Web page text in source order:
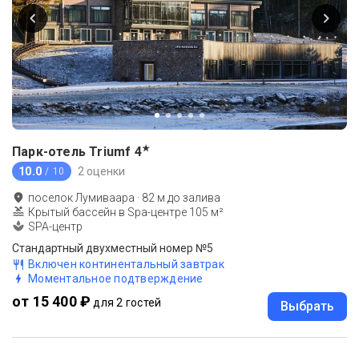
Парк-отель Triumf 4★
10.0 / 10 2 оценки
поселок Лумиваара · 82 м до залива
Крытый бассейн в Spa-центре 105 м²
SPA-центр
Стандартный двухместный номер №5
Включен континентальный завтрак
Моментальное подтверждение
от 15 400 ₽ для 2 гостей Выбрать